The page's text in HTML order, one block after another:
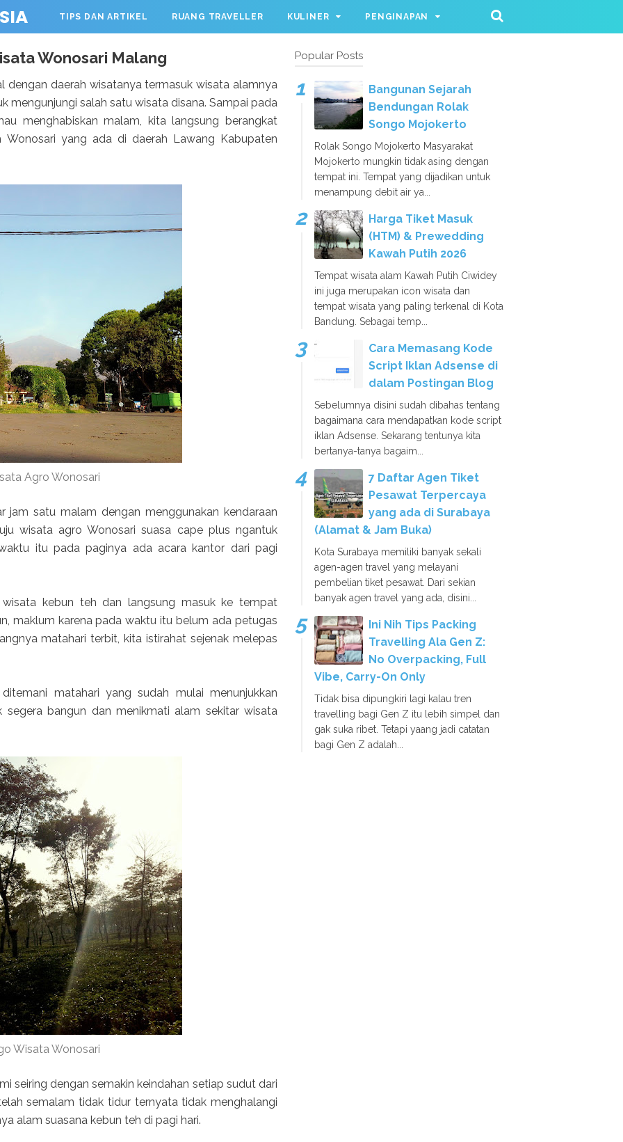
TIPS DAN ARTIKEL RUANG TRAVELLER KULINER PENGINAPAN
Wonosari Malang
dengan daerah wisatanya termasuk wisata alamnya
mengunjungi salah satu wisata disana. Sampai pada
menghabiskan malam, kita langsung berangkat
yang ada di daerah Lawang Kabupaten
Agro Wonosari
jam satu malam dengan menggunakan kendaraan
wisata agro Wonosari suasa cape plus ngantuk
itu pada paginya ada acara kantor dari pagi
kebun teh dan langsung masuk ke tempat
maklum karena pada waktu itu belum ada petugas
matahari terbit, kita istirahat sejenak melepas
matahari yang sudah mulai menunjukkan
bangun dan menikmati alam sekitar wisata
Wisata Wonosari
seiring dengan semakin keindahan setiap sudut dari
semalam tidak tidur ternyata tidak menghalangi
alam suasana kebun teh di pagi hari.
Popular Posts
Bangunan Sejarah
Bendungan Rolak
Songo Mojokerto
Rolak Songo Mojokerto Masyarakat
Mojokerto mungkin tidak asing dengan
tempat ini. Tempat yang dijadikan untuk
menampung debit air ya...
Harga Tiket Masuk
(HTM) & Prewedding
Kawah Putih 2026
Tempat wisata alam Kawah Putih Ciwidey
ini juga merupakan icon wisata dan
tempat wisata yang paling terkenal di Kota
Bandung. Sebagai temp...
Cara Memasang Kode
Script Iklan Adsense di
dalam Postingan Blog
Sebelumnya disini sudah dibahas tentang
bagaimana cara mendapatkan kode script
iklan Adsense. Sekarang tentunya kita
bertanya-tanya bagaim...
7 Daftar Agen Tiket
Pesawat Terpercaya
yang ada di Surabaya
(Alamat & Jam Buka)
Kota Surabaya memiliki banyak sekali
agen-agen travel yang melayani
pembelian tiket pesawat. Dari sekian
banyak agen travel yang ada, disini...
Ini Nih Tips Packing
Travelling Ala Gen Z:
No Overpacking, Full
Vibe, Carry-On Only
Tidak bisa dipungkiri lagi kalau tren
travelling bagi Gen Z itu lebih simpel dan
gak suka ribet. Tetapi yaang jadi catatan
bagi Gen Z adalah...